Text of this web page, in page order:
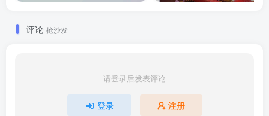
评论 抢沙发
请登录后发表评论
登录 注册